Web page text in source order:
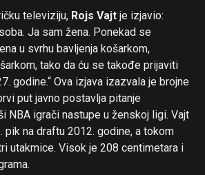
televiziju, Rojs Vajt je izjavio:
Ja sam žena. Ponekad se
u svrhu bavljenja košarkom,
tako da ću se takođe prijaviti
godine.“ Ova izjava izazvala je brojne
put javno postavlja pitanje
NBA igrači nastupe u ženskoj ligi. Vajt
pik na draftu 2012. godine, a tokom
utakmice. Visok je 208 centimetara i